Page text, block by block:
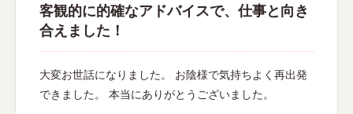
客観的に的確なアドバイスで、仕事と向き
合えました！
大変お世話になりました。 お陰様で気持ちよく再出発
できました。 本当にありがとうございました。